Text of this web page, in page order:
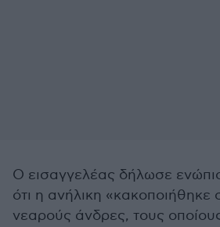
Ο εισαγγελέας δήλωσε
ότι η ανήλικη
νεαρούς άνδρες, τους